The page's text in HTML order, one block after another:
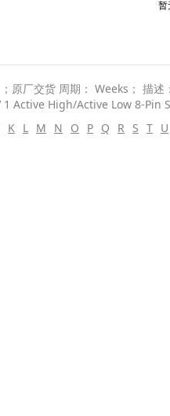
暂
原厂交货 周期： Weeks；
Active High/Active Low 8-Pin
K L M N O P Q R S T U